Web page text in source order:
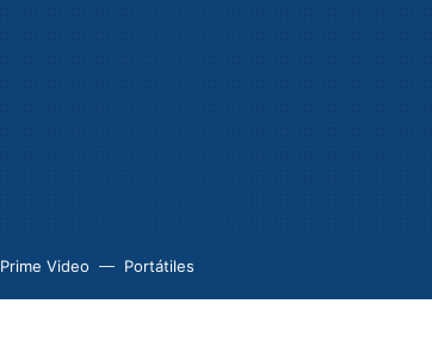
Prime Video Portátiles